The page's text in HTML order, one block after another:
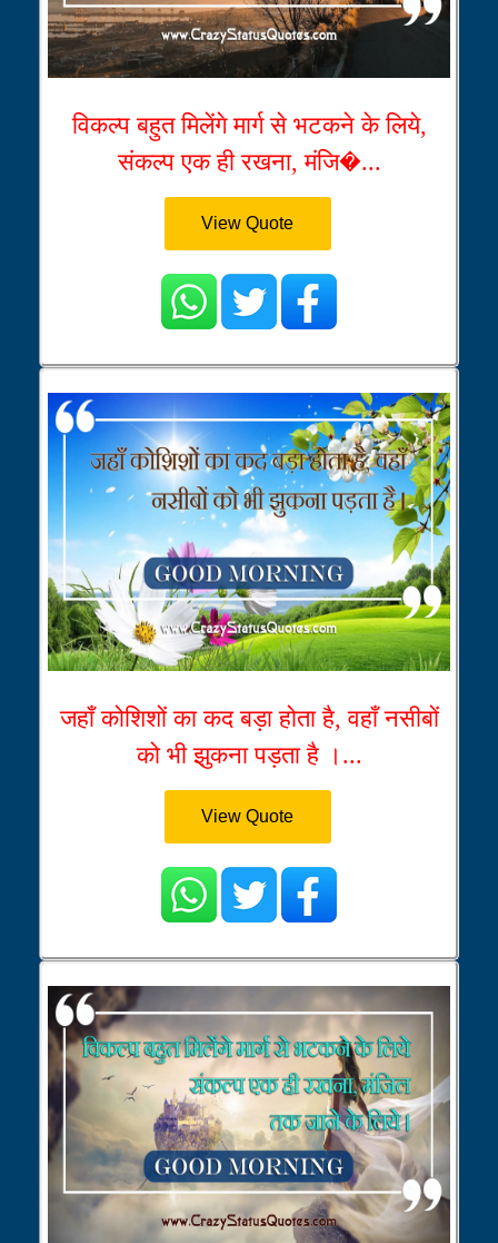
विकल्प बहुत मिलेंगे मार्ग से भटकने के लिये,
संकल्प एक ही रखना, मंजि�...
View Quote
जहाँ कोशिशों का कद बड़ा होता है, वहाँ नसीबों
को भी झुकना पड़ता है ।...
View Quote